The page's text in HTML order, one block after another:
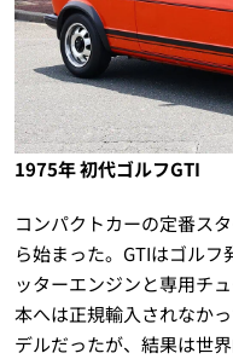
1975年 初代ゴルフGTI
コンパクトカーの定番ス
ら始まった。GTIはゴルフ
ッターエンジンと専用チ
本へは正規輸入されなか
デルだったが、結果は世